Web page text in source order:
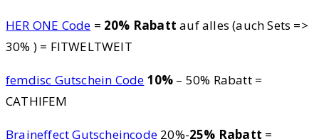
HER ONE Code = 20% Rabatt auf alles (auch Sets =>
30% ) = FITWELTWEIT
femdisc Gutschein Code 10% – 50% Rabatt =
CATHIFEM
Braineffect Gutscheincode 20%-25% Rabatt =